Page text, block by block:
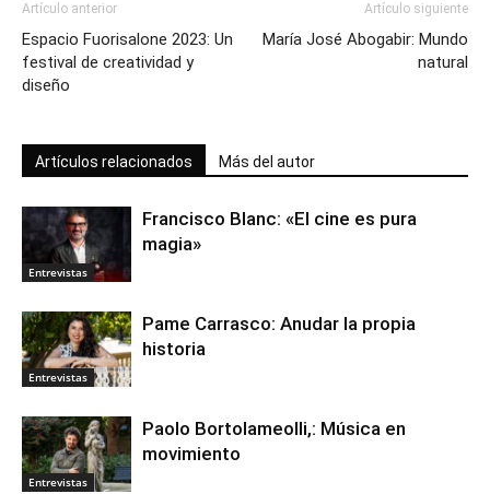
Artículo anterior
Espacio Fuorisalone 2023: Un
festival de creatividad y
diseño
Artículo siguiente
María José Abogabir: Mundo
natural
Artículos relacionados Más del autor
Entrevistas
Francisco Blanc: «El cine es pura
magia»
Entrevistas
Pame Carrasco: Anudar la propia
historia
Entrevistas
Paolo Bortolameolli,: Música en
movimiento